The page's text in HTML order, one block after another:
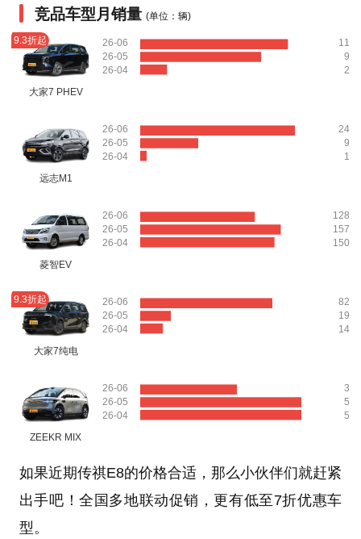
竞品车型月销量 (单位：辆)
9.3折起
大家7 PHEV
26-06
26-05
26-04
11
9
2
远志M1
26-06
26-05
26-04
24
9
1
菱智EV
26-06
26-05
26-04
128
157
150
9.3折起
大家7纯电
26-06
26-05
26-04
82
19
14
ZEEKR MIX
26-06
26-05
26-04
3
5
5
如果近期传祺E8的价格合适，那么小伙伴们就赶紧
出手吧！全国多地联动促销，更有低至7折优惠车
型。